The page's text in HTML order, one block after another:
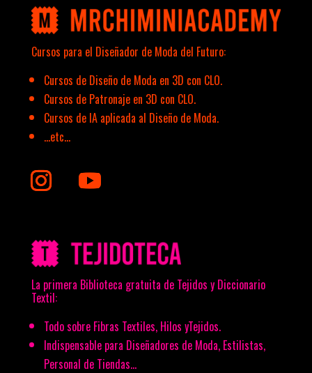
Cursos para el Diseñador de Moda del Futuro:
Cursos de Diseño de Moda en 3D con CLO.
Cursos de Patronaje en 3D con CLO.
Cursos de IA aplicada al Diseño de Moda.
…etc…
La primera Biblioteca gratuita de Tejidos y Diccionario
Textil:
Todo sobre Fibras Textiles, Hilos yTejidos.
Indispensable para Diseñadores de Moda, Estilistas,
Personal de Tiendas…